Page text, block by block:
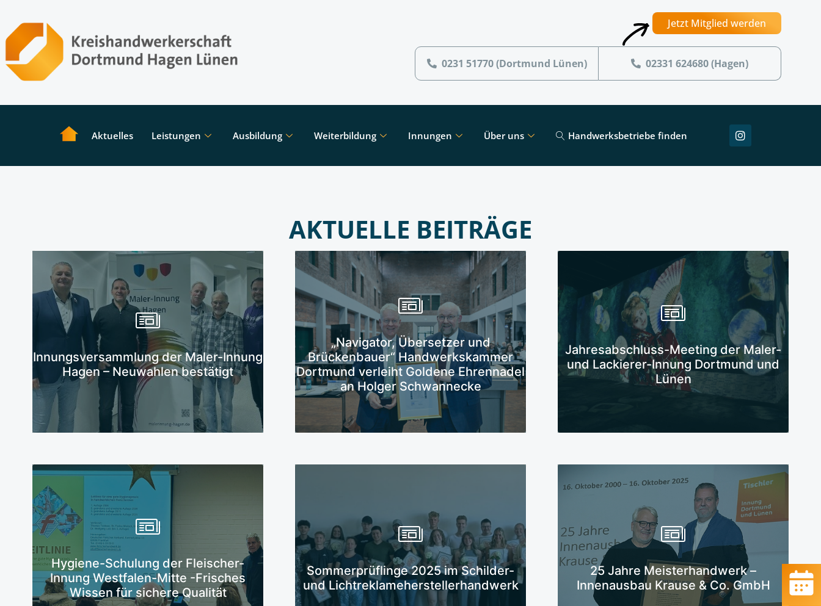
Jetzt Mitglied werden
0231 51770 (Dortmund Lünen) 02331 624680 (Hagen)
Aktuelles Leistungen Ausbildung Weiterbildung Innungen Über uns Handwerksbetriebe finden
AKTUELLE BEITRÄGE
Innungsversammlung der Maler-Innung
Hagen – Neuwahlen bestätigt
Mehr erfahren
„Navigator, Übersetzer und
Brückenbauer“ Handwerkskammer
Dortmund verleiht Goldene Ehrennadel
an Holger Schwannecke
Mehr erfahren
Jahresabschluss-Meeting der Maler-
und Lackierer-Innung Dortmund und
Lünen
Mehr erfahren
Hygiene-Schulung der Fleischer-
Innung Westfalen-Mitte -Frisches
Wissen für sichere Qualität
Mehr erfahren
Sommerprüflinge 2025 im Schilder-
und Lichtreklameherstellerhandwerk
Mehr erfahren
25 Jahre Meisterhandwerk –
Innenausbau Krause & Co. GmbH
Mehr erfahren